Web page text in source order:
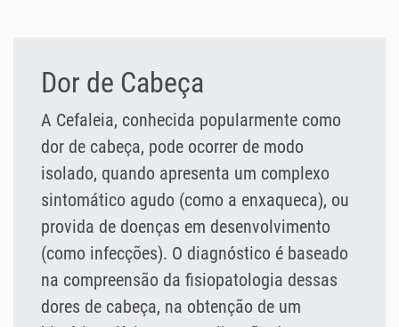
Dor de Cabeça
A Cefaleia, conhecida popularmente como
dor de cabeça, pode ocorrer de modo
isolado, quando apresenta um complexo
sintomático agudo (como a enxaqueca), ou
provida de doenças em desenvolvimento
(como infecções). O diagnóstico é baseado
na compreensão da fisiopatologia dessas
dores de cabeça, na obtenção de um